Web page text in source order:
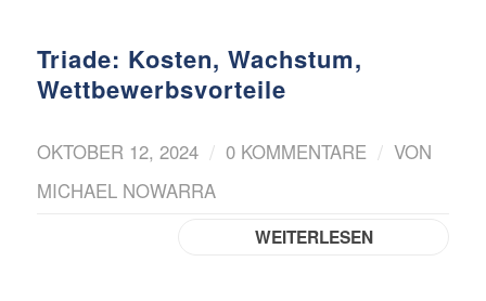
Triade: Kosten, Wachstum,
Wettbewerbsvorteile
OKTOBER 12, 2024 / 0 KOMMENTARE / VON
MICHAEL NOWARRA
WEITERLESEN